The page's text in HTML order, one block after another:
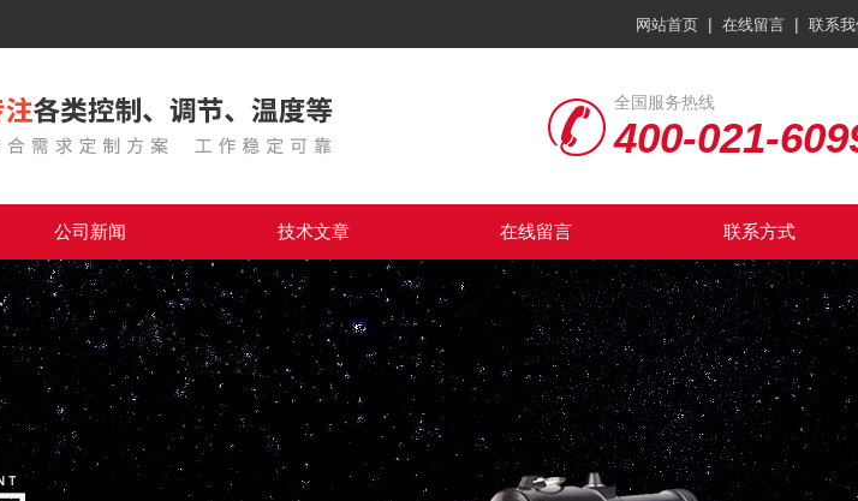
网站首页 | 在线留言 | 联系
全国服务热线
400-021-
公司新闻 技术文章 在线留言 联系方式